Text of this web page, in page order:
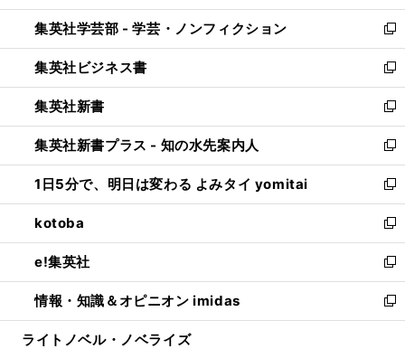
開
く
ウ
で
開
く
ン
ド
ウ
で
開
く
ウ
ィ
ン
ド
ウ
で
開
く
集英社学芸部 - 学芸・ノンフィクション
新
し
い
ウ
ィ
ン
ド
ウ
で
開
く
集英社ビジネス書
新
し
い
ウ
ィ
ン
ド
ウ
で
開
く
集英社新書
新
し
い
ウ
ィ
ン
ド
ウ
で
開
く
集英社新書プラス - 知の水先案内人
新
し
い
ウ
ィ
ン
ド
ウ
で
開
1日5分で、明日は変わる よみタイ yomitai
新
し
い
ウ
ィ
ン
ド
ウ
kotoba
新
し
い
ウ
ィ
ン
e!集英社
新
し
い
ウ
情報・知識＆オピニオン imidas
新
し
ライトノベル・ノベライズ